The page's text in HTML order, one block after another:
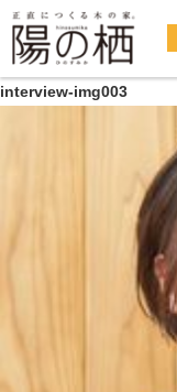
interview-img003